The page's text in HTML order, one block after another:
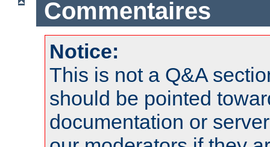
Commentaires
Notice:
This is not a Q&A
should be pointed
documentation or